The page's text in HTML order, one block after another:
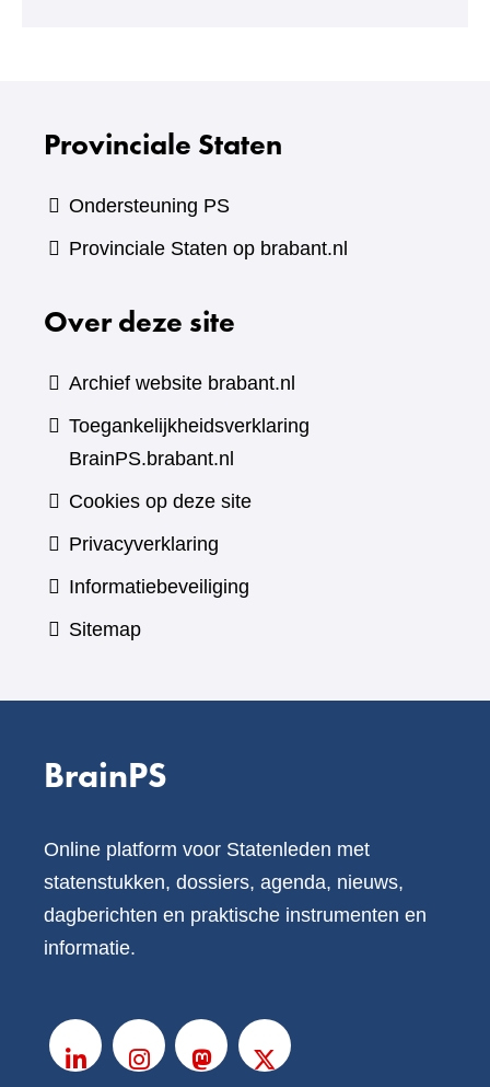
Provinciale Staten
Ondersteuning PS
Provinciale Staten op brabant.nl
Over deze site
Archief website brabant.nl
Toegankelijkheidsverklaring
BrainPS.brabant.nl
Cookies op deze site
Privacyverklaring
Informatiebeveiliging
Sitemap
BrainPS
Online platform voor Statenleden met
statenstukken, dossiers, agenda, nieuws,
dagberichten en praktische instrumenten en
informatie.